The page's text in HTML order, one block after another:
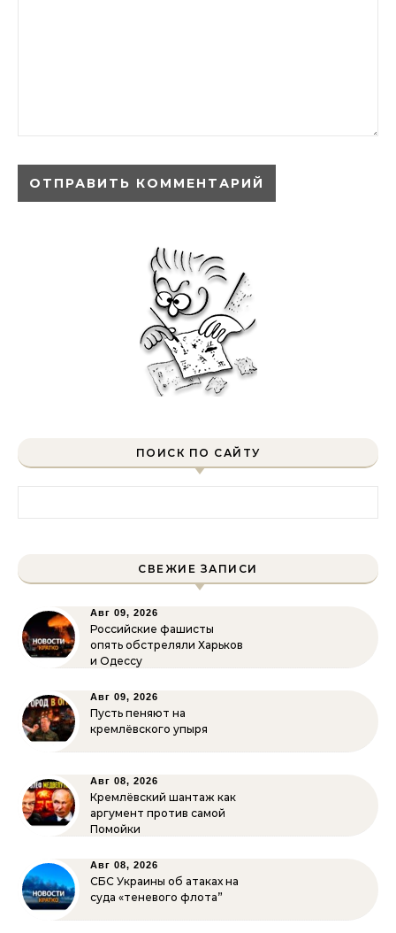
ПОИСК ПО САЙТУ
СВЕЖИЕ ЗАПИСИ
Авг 09, 2026
Российские фашисты
опять обстреляли Харьков
и Одессу
Авг 09, 2026
Пусть пеняют на
кремлёвского упыря
Авг 08, 2026
Кремлёвский шантаж как
аргумент против самой
Помойки
Авг 08, 2026
СБС Украины об атаках на
суда «теневого флота”